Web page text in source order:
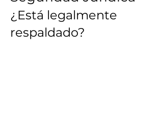
¿Está legalmente
respaldado?